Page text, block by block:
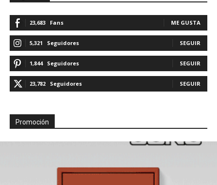
23,683 Fans ME GUSTA
5,321 Seguidores SEGUIR
1,844 Seguidores SEGUIR
23,782 Seguidores SEGUIR
Promoción